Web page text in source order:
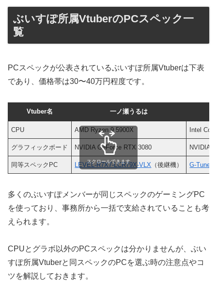
ぶいすぽ所属VtuberのPCスペック一
覧
PCスペックが公表されているぶいすぽ所属Vtuberは下表
であり、価格帯は30〜40万円程度です。
Vtuber名 一ノ瀬うるは
CPU AMD Ryzen 9 5900X Intel
グラフィックボード NVIDIA GeForce RTX 3080 NVIDIA
同等スペックPC LEVEL-R7X7-LCR79X-VLX （後継機） G-Tune
スクロールできます
多くのぶいすぽメンバーが同じスペックのゲーミングPC
を使っており、事務所から一括で支給されていることも考
えられます。
CPUとグラボ以外のPCスペックは分かりませんが、ぶい
すぽ所属Vtuberと同スペックのPCを選ぶ時の注意点やコ
ツを解説しておきます。